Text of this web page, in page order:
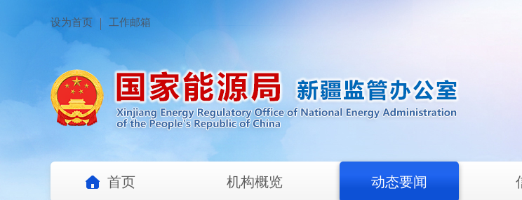
设为首页 工作邮箱
首页 机构概览 动态要闻